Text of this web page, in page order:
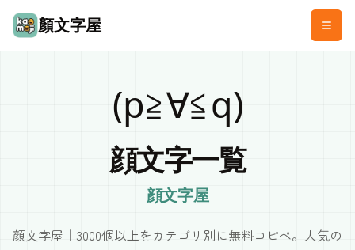
顏文字屋
(p≧∀≦q)
顔文字一覧
顔文字屋
顔文字屋｜3000個以上をカテゴリ別に無料コピペ。人気の